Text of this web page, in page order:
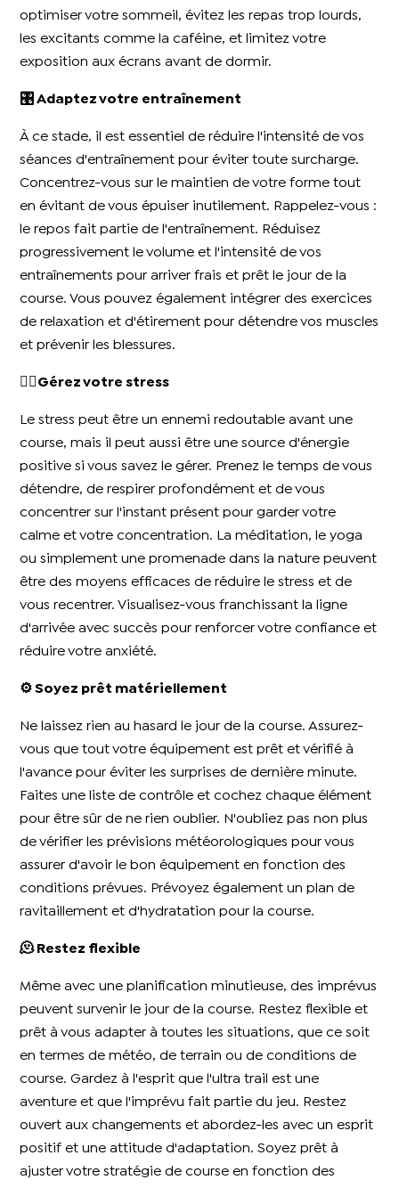
optimiser votre sommeil, évitez les repas trop lourds,
les excitants comme la caféine, et limitez votre
exposition aux écrans avant de dormir.
🎛️ Adaptez votre entraînement
À ce stade, il est essentiel de réduire l'intensité de vos
séances d'entraînement pour éviter toute surcharge.
Concentrez-vous sur le maintien de votre forme tout
en évitant de vous épuiser inutilement. Rappelez-vous :
le repos fait partie de l'entraînement. Réduisez
progressivement le volume et l'intensité de vos
entraînements pour arriver frais et prêt le jour de la
course. Vous pouvez également intégrer des exercices
de relaxation et d'étirement pour détendre vos muscles
et prévenir les blessures.
🧘‍♀️Gérez votre stress
Le stress peut être un ennemi redoutable avant une
course, mais il peut aussi être une source d'énergie
positive si vous savez le gérer. Prenez le temps de vous
détendre, de respirer profondément et de vous
concentrer sur l'instant présent pour garder votre
calme et votre concentration. La méditation, le yoga
ou simplement une promenade dans la nature peuvent
être des moyens efficaces de réduire le stress et de
vous recentrer. Visualisez-vous franchissant la ligne
d'arrivée avec succès pour renforcer votre confiance et
réduire votre anxiété.
⚙️ Soyez prêt matériellement
Ne laissez rien au hasard le jour de la course. Assurez-
vous que tout votre équipement est prêt et vérifié à
l'avance pour éviter les surprises de dernière minute.
Faites une liste de contrôle et cochez chaque élément
pour être sûr de ne rien oublier. N'oubliez pas non plus
de vérifier les prévisions météorologiques pour vous
assurer d'avoir le bon équipement en fonction des
conditions prévues. Prévoyez également un plan de
ravitaillement et d'hydratation pour la course.
🫠 Restez flexible
Même avec une planification minutieuse, des imprévus
peuvent survenir le jour de la course. Restez flexible et
prêt à vous adapter à toutes les situations, que ce soit
en termes de météo, de terrain ou de conditions de
course. Gardez à l'esprit que l'ultra trail est une
aventure et que l'imprévu fait partie du jeu. Restez
ouvert aux changements et abordez-les avec un esprit
positif et une attitude d'adaptation. Soyez prêt à
ajuster votre stratégie de course en fonction des